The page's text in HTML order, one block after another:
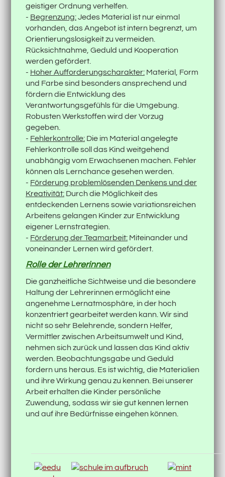
geistiger Ordnung verhelfen.
- Begrenzung:Jedes Material ist nur einmal
vorhanden, das Angebot ist intern begrenzt, um
Orientierungslosigkeit zu vermeiden.
Rücksichtnahme, Geduld und Kooperation
werden gefördert.
- Hoher Aufforderungscharakter: Material, Form
und Farbe sind besonders ansprechend und
fördern die Entwicklung des
Verantwortungsgefühls für die Umgebung.
Robusten Werkstoffen wird der Vorzug
gegeben.
- Fehlerkontrolle: Die im Material angelegte
Fehlerkontrolle soll das Kind weitgehend
unabhängig vom Erwachsenen machen. Fehler
können als Lernchance gesehen werden.
- Förderung problemlösenden Denkens und der
Kreativität: Durch die Möglichkeit des
entdeckenden Lernens sowie variationsreichen
Arbeitens gelangen Kinder zur Entwicklung
eigener Lernstrategien.
- Förderung der Teamarbeit: Miteinander und
voneinander Lernen wird gefördert.
Rolle der Lehrerinnen
Die ganzheitliche Sichtweise und die besondere
Haltung der Lehrerinnen ermöglicht eine
angenehme Lernatmosphäre, in der hoch
konzentriert gearbeitet werden kann. Wir sind
nicht so sehr Belehrende, sondern Helfer,
Vermittler zwischen Arbeitsumwelt und Kind,
nehmen sich zurück und lassen das Kind aktiv
werden. Beobachtungsgabe und Geduld
fordern uns heraus. Es ist wichtig, die Materialien
und ihre Wirkung genau zu kennen. Bei unserer
Arbeit erhalten die Kinder persönliche
Zuwendung, sodass wir sie gut kennen lernen
und auf ihre Bedürfnisse eingehen können.